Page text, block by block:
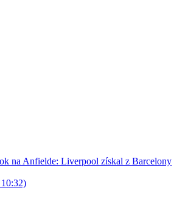
na Anfielde: Liverpool získal z Barcelony